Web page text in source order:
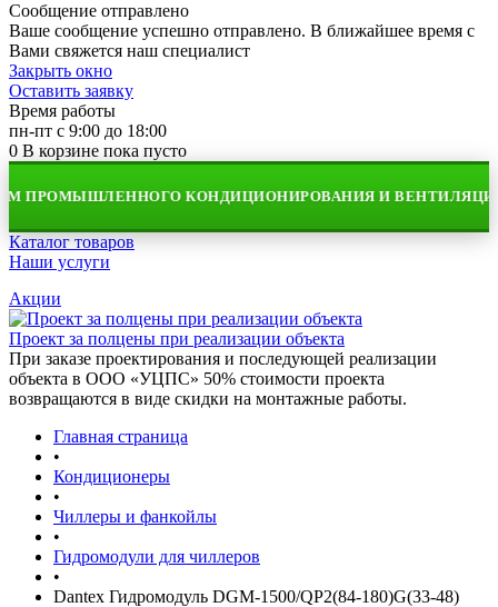
Сообщение отправлено
Ваше сообщение успешно отправлено. В ближайшее время с
Вами свяжется наш специалист
Закрыть окно
Оставить заявку
Время работы
пн-пт с 9:00 до 18:00
0 В корзине пока пусто
КОНДИЦИОНИРОВАНИЯ И ВЕНТИЛЯЦИИ
Каталог товаров
Наши услуги
Акции
Проект за полцены при реализации объекта
При заказе проектирования и последующей реализации
объекта в ООО «УЦПС» 50% стоимости проекта
возвращаются в виде скидки на монтажные работы.
Главная страница
•
Кондиционеры
•
Чиллеры и фанкойлы
•
Гидромодули для чиллеров
•
Dantex Гидромодуль DGM-1500/QP2(84-180)G(33-48)